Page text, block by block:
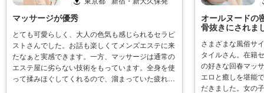
マッサージが優秀
とても可愛らしく、大人の色気も感じられるセラピ
ストさんでした。お話も楽しくてメンズエステに来
たなぁと実感できます。一方、マッサージは通常の
エステ屋に劣らない技術をもっています。全身を使
って揉みほぐしてくれるので、溜まっていた疲れが
オールヌードの
骨抜きにされま
さまざまな風俗サ
タイルさん。在籍
の好きな回春マッ
エロと癒しを堪能
だきました。女の